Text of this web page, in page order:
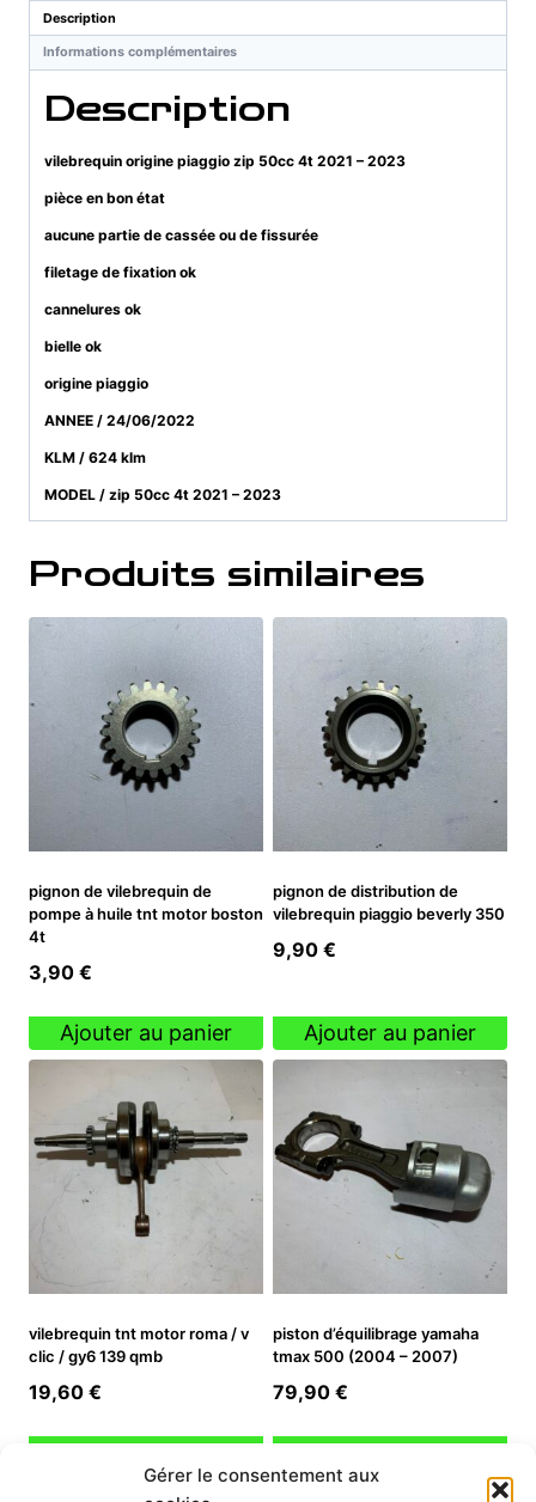
Gérer le consentement aux
50cc
4t
2021
2023
Description
Informations complémentaires
Description
vilebrequin origine piaggio zip 50cc 4t 2021 – 2023
pièce en bon état
aucune partie de cassée ou de fissurée
filetage de fixation ok
cannelures ok
bielle ok
origine piaggio
ANNEE / 24/06/2022
KLM / 624 klm
MODEL / zip 50cc 4t 2021 – 2023
Produits similaires
pignon de vilebrequin de
pompe à huile tnt motor boston
4t
3,90 €
Ajouter au panier
pignon de distribution de
vilebrequin piaggio beverly 350
9,90 €
Ajouter au panier
vilebrequin tnt motor roma / v
clic / gy6 139 qmb
19,60 €
piston d’équilibrage yamaha
tmax 500 (2004 – 2007)
79,90 €